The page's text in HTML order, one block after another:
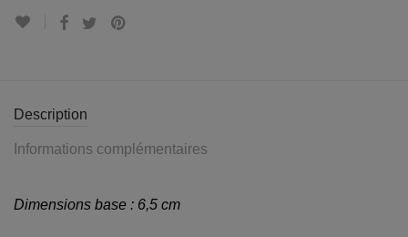
Description
Informations complémentaires
Dimensions base : 6,5 cm